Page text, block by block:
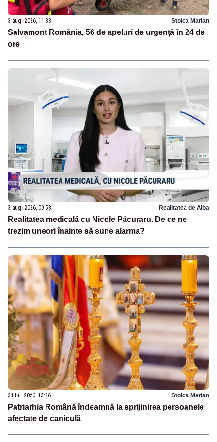
3 aug. 2026, 11:33 Stoica Marian
Salvamont România, 56 de apeluri de urgență în 24 de
ore
3 aug. 2026, 09:58 Realitatea de Alba
Realitatea medicală cu Nicole Păcuraru. De ce ne
trezim uneori înainte să sune alarma?
31 iul. 2026, 13:36 Stoica Marian
Patriarhia Română îndeamnă la sprijinirea persoanele
afectate de caniculă